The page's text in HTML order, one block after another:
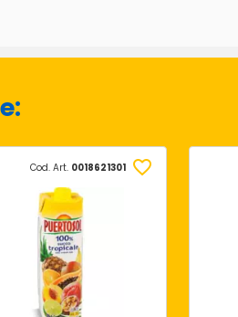
Cod. Art. 0018621301